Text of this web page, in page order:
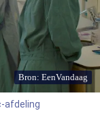
Bron: EenVandaag
afdeling